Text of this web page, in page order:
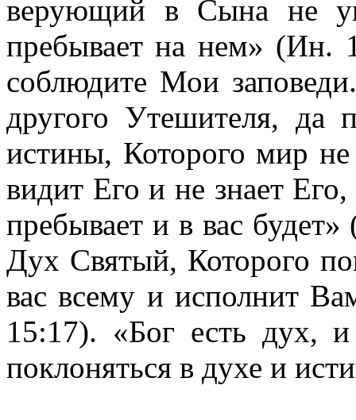
верующий в Сына не
пребывает на нем» (Ин.
соблюдите Мои
другого Утешителя, да
истины, Которого мир
видит Его и не знает
пребывает и в вас
Дух Святый, Которого
вас всему и исполнит
15:17). «Бог есть дух,
поклоняться в духе и